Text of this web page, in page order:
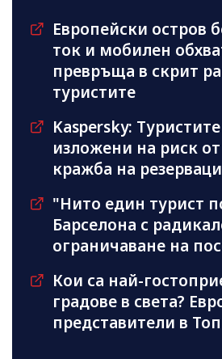
Европейски остров
ток и мобилен
превръща в скрит
туристите
Kaspersky:
изложени на риск
кражба на
"Нито един турист
Барселона с
ограничаване на
Кои са най-
градове в света?
представители в